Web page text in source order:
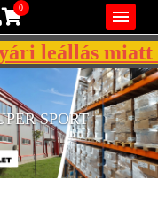

0
leállás miatt
SPORT